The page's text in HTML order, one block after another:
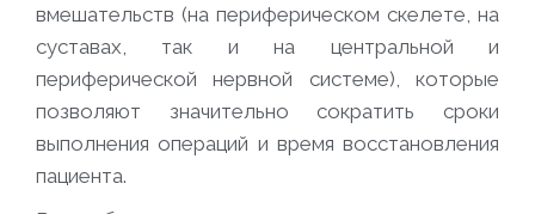
вмешательств (на периферическом скелете, на
суставах, так и на центральной и
периферической нервной системе), которые
позволяют значительно сократить сроки
выполнения операций и время восстановления
пациента.